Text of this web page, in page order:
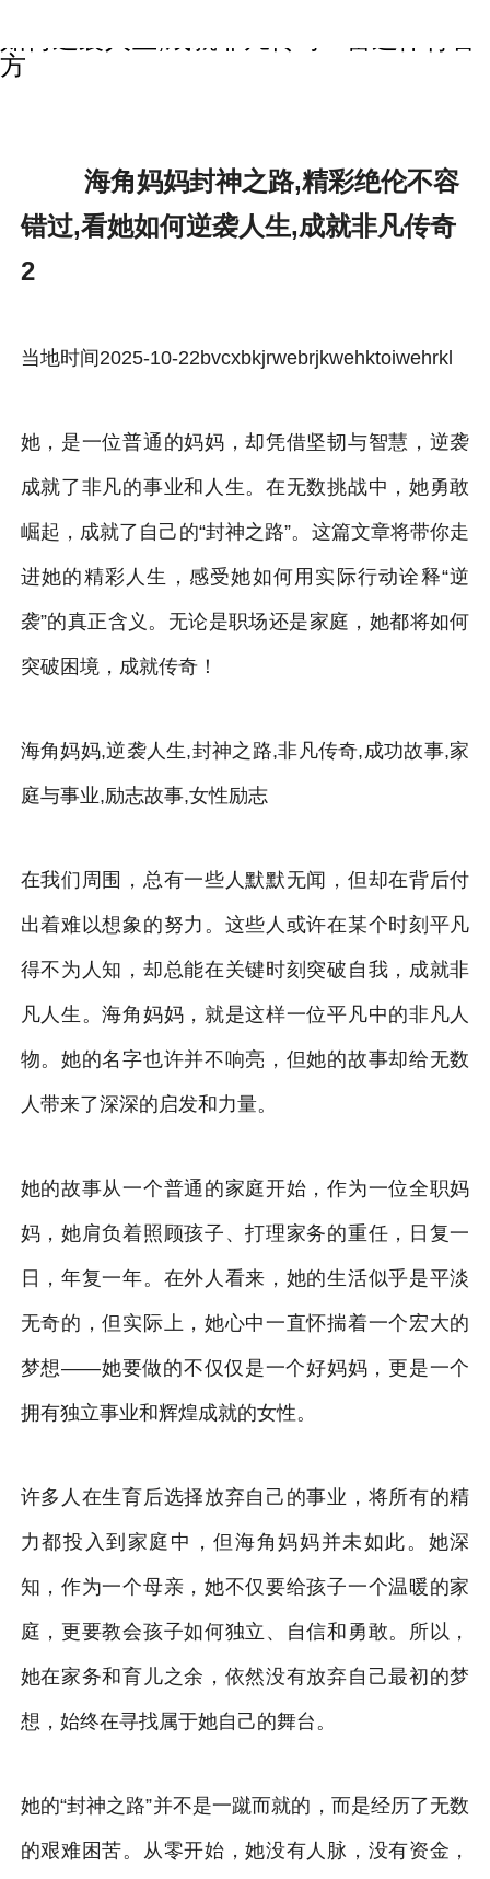
方
海角妈妈封神之路,精彩绝伦不容
错过,看她如何逆袭人生,成就非凡传奇
2
当地时间2025-10-22bvcxbkjrwebrjkwehktoiwehrkl
她，是一位普通的妈妈，却凭借坚韧与智慧，逆袭
成就了非凡的事业和人生。在无数挑战中，她勇敢
崛起，成就了自己的“封神之路”。这篇文章将带你走
进她的精彩人生，感受她如何用实际行动诠释“逆
袭”的真正含义。无论是职场还是家庭，她都将如何
突破困境，成就传奇！
海角妈妈,逆袭人生,封神之路,非凡传奇,成功故事,家
庭与事业,励志故事,女性励志
在我们周围，总有一些人默默无闻，但却在背后付
出着难以想象的努力。这些人或许在某个时刻平凡
得不为人知，却总能在关键时刻突破自我，成就非
凡人生。海角妈妈，就是这样一位平凡中的非凡人
物。她的名字也许并不响亮，但她的故事却给无数
人带来了深深的启发和力量。
她的故事从一个普通的家庭开始，作为一位全职妈
妈，她肩负着照顾孩子、打理家务的重任，日复一
日，年复一年。在外人看来，她的生活似乎是平淡
无奇的，但实际上，她心中一直怀揣着一个宏大的
梦想——她要做的不仅仅是一个好妈妈，更是一个
拥有独立事业和辉煌成就的女性。
许多人在生育后选择放弃自己的事业，将所有的精
力都投入到家庭中，但海角妈妈并未如此。她深
知，作为一个母亲，她不仅要给孩子一个温暖的家
庭，更要教会孩子如何独立、自信和勇敢。所以，
她在家务和育儿之余，依然没有放弃自己最初的梦
想，始终在寻找属于她自己的舞台。
她的“封神之路”并不是一蹴而就的，而是经历了无数
的艰难困苦。从零开始，她没有人脉，没有资金，